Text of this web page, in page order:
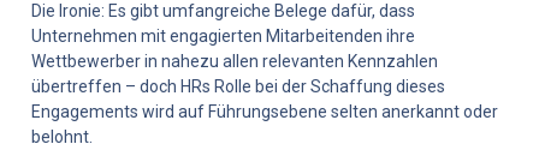
Die Ironie: Es gibt umfangreiche Belege dafür, dass
Unternehmen mit engagierten Mitarbeitenden ihre
Wettbewerber in nahezu allen relevanten Kennzahlen
übertreffen – doch HRs Rolle bei der Schaffung dieses
Engagements wird auf Führungsebene selten anerkannt oder
belohnt.